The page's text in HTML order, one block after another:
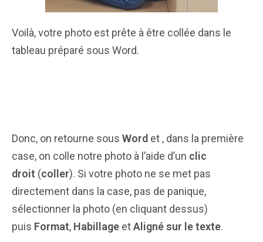
Voilà, votre photo est prête à être collée dans le
tableau préparé sous Word.
Donc, on retourne sous Word et , dans la première
case, on colle notre photo à l’aide d’un clic
droit (coller). Si votre photo ne se met pas
directement dans la case, pas de panique,
sélectionner la photo (en cliquant dessus)
puis Format, Habillage etAligné sur le texte.